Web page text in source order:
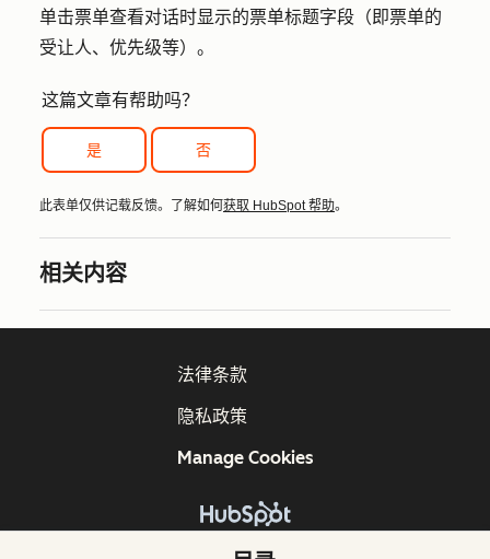
单击票单查看对话时显示的票单标题字段（即票单的
受让人、优先级等）。
这篇文章有帮助吗？
是 否
此表单仅供记载反馈。了解如何 获取 HubSpot 帮助。
相关内容
版权所有 © 2026 HubSpot, Inc.
法律条款
隐私政策
Manage Cookies